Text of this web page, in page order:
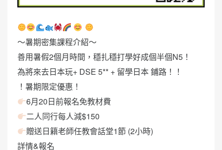
～暑期密集課程介紹～
善用暑假2個月時間，穩扎穩打學好成個半個N5！
為將來去日本玩+ DSE 5** + 留學日本 鋪路！！
！暑期限定優惠！
6月20日前報名免教材費
二人同行每人減$150
贈送日籍老師任教會話堂1節 (2小時)
詳情&報名